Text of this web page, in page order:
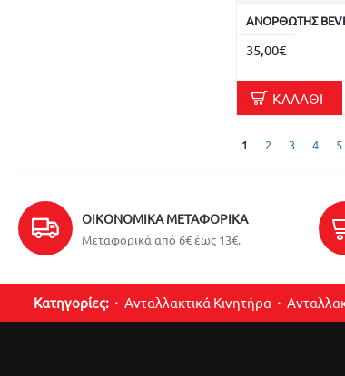
ΑΝΟΡΘΩΤΗΣ
35,00€
ΚΑΛΆΘΙ
1 2 3 4 5
ΟΙΚΟΝΟΜΙΚΆ ΜΕΤΑΦΟΡΙΚΆ
Μεταφορικά από 6€ έως 13€.
Κατηγορίες: Ανταλλακτικά Κινητήρα